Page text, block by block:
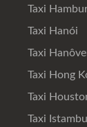
Taxi
Taxi Hanói
Taxi
Taxi Hong
Taxi
Taxi Istambul